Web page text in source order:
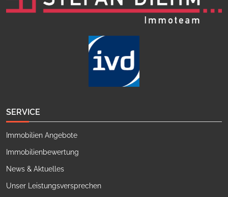
SERVICE
Immobilien Angebote
Immobilienbewertung
News & Aktuelles
Unser Leistungsversprechen